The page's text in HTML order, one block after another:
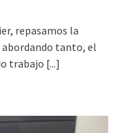
repasamos la
abordando tanto, el
trabajo [...]